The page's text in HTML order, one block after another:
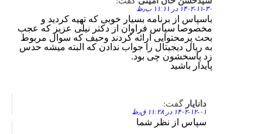
۱۴۰۲-۱۱-۳۰ در ۱۱:۱۱ ب٫ظ
باسپاس از برنامه بسیار خوبی که تهیه کردید و
مخصوصا سپاس فراوان از دکتر نیلی عزیز که عجب
بحث پرمحتوایی ارائه کردند وحیف که سوال مربوط
به ریال دیجیتال را جواب ندادن که البته میشه حدس
زد پاسخشون چی بود.
پایدار باشید
دانایار گفت:
۱۴۰۲-۱۲-۰۱ در ۱۱:۲۸ ق٫ظ
سپاس از نظر شما